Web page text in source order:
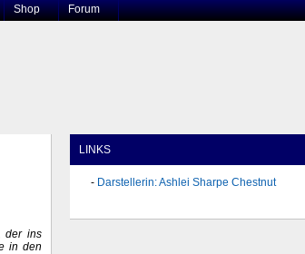
Shop Forum
der ins
in den
LINKS
Darstellerin: Ashlei Sharpe Chestnut